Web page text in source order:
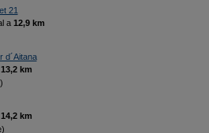
21
a 12,9 km
d´Aitana
13,2 km
14,2 km